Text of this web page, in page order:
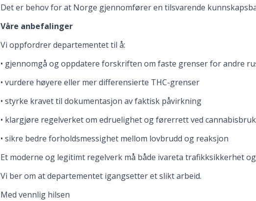
Det er behov for at Norge gjennomfører en tilsvarende
Våre anbefalinger
Vi oppfordrer departementet til å:
• gjennomgå og oppdatere forskriften om faste grenser for andre
• vurdere høyere eller mer differensierte THC-grenser
• styrke kravet til dokumentasjon av faktisk påvirkning
• klargjøre regelverket om edruelighet og førerrett ved cannabisbruk
• sikre bedre forholdsmessighet mellom lovbrudd og reaksjon
Et moderne og legitimt regelverk må både ivareta trafikksikkerhet
Vi ber om at departementet igangsetter et slikt arbeid.
Med vennlig hilsen